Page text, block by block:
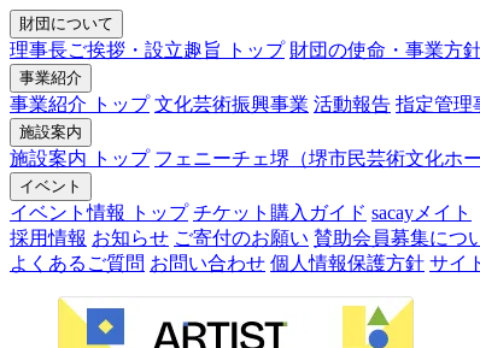
財団について
理事長ご挨拶・設立趣旨 トップ 財団の使命・事業方
事業紹介
事業紹介 トップ 文化芸術振興事業 活動報告 指定管理
施設案内
施設案内 トップ フェニーチェ堺（堺市民芸術文化ホー
イベント
イベント情報 トップ チケット購入ガイド sacayメイト
採用情報 お知らせ ご寄付のお願い 賛助会員募集につ
よくあるご質問 お問い合わせ 個人情報保護方針 サイ